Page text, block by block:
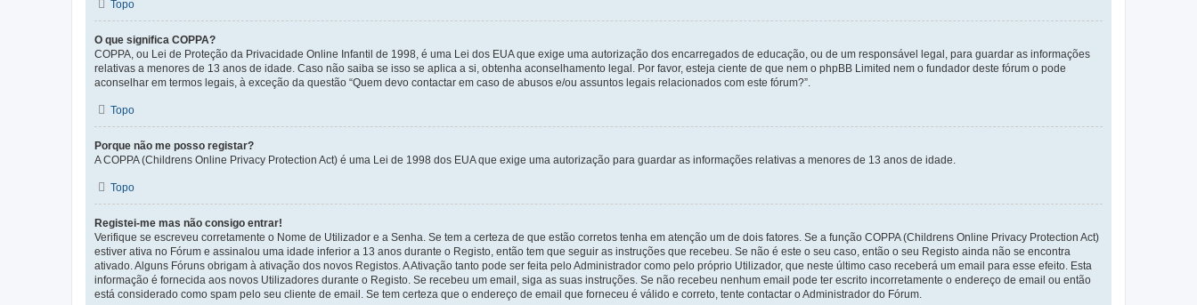
Topo
O que significa COPPA?
COPPA, ou Lei de Proteção da Privacidade Online Infantil de 1998, é uma Lei dos EUA que exige uma autorização dos encarregados de educação, ou de um responsável legal, para guardar as informações
relativas a menores de 13 anos de idade. Caso não saiba se isso se aplica a si, obtenha aconselhamento legal. Por favor, esteja ciente de que nem o phpBB Limited nem o fundador deste fórum o pode
aconselhar em termos legais, à exceção da questão “Quem devo contactar em caso de abusos e/ou assuntos legais relacionados com este fórum?”.
Topo
Porque não me posso registar?
A COPPA (Childrens Online Privacy Protection Act) é uma Lei de 1998 dos EUA que exige uma autorização para guardar as informações relativas a menores de 13 anos de idade.
Topo
Registei-me mas não consigo entrar!
Verifique se escreveu corretamente o Nome de Utilizador e a Senha. Se tem a certeza de que estão corretos tenha em atenção um de dois fatores. Se a função COPPA (Childrens Online Privacy Protection Act)
estiver ativa no Fórum e assinalou uma idade inferior a 13 anos durante o Registo, então tem que seguir as instruções que recebeu. Se não é este o seu caso, então o seu Registo ainda não se encontra
ativado. Alguns Fóruns obrigam à ativação dos novos Registos. A Ativação tanto pode ser feita pelo Administrador como pelo próprio Utilizador, que neste último caso receberá um email para esse efeito. Esta
informação é fornecida aos novos Utilizadores durante o Registo. Se recebeu um email, siga as suas instruções. Se não recebeu nenhum email pode ter escrito incorretamente o endereço de email ou então
está considerado como spam pelo seu cliente de email. Se tem certeza que o endereço de email que forneceu é válido e correto, tente contactar o Administrador do Fórum.